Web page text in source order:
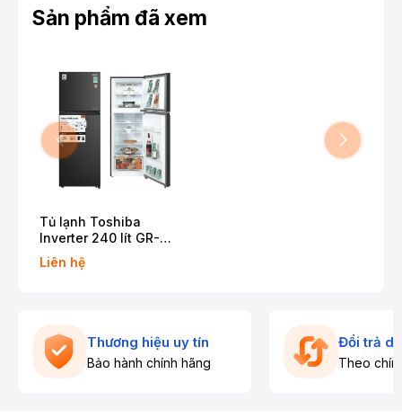
Sản phẩm đã xem
Tủ lạnh Toshiba
Inverter 240 lít GR-
RT310WE-PMV(68)
Liên hệ
Thương hiệu uy tín
Bảo hành chính hãng
Đổi trả
Theo